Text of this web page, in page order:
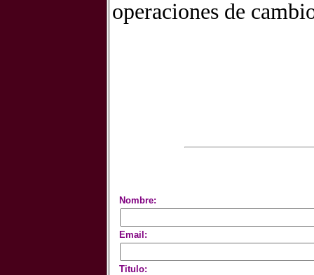
operaciones de
Nombre:
Email:
Titulo: